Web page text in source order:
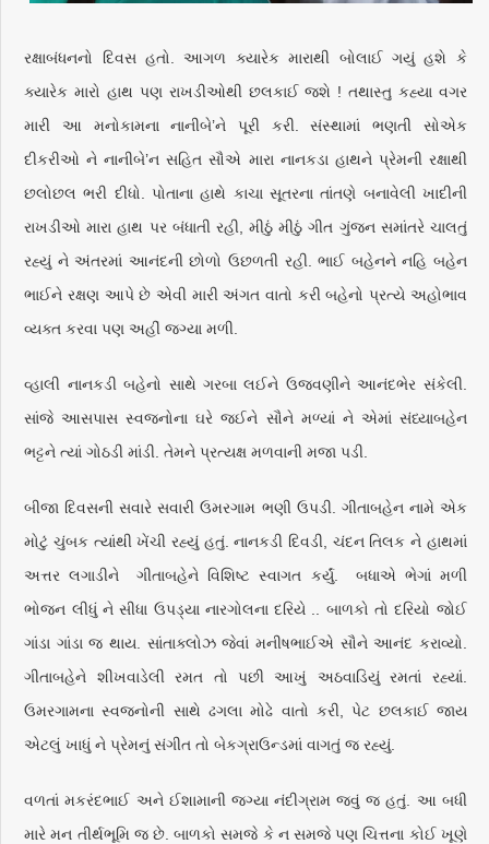
રક્ષાબંધનનો દિવસ હતો. આગળ ક્યારેક મારાથી બોલાઈ ગયું હશે કે
ક્યારેક મારો હાથ પણ રાખડીઓથી છલકાઈ જશે ! તથાસ્તુ કહ્યા વગર
મારી આ મનોકામના નાનીબે’ને પૂરી કરી. સંસ્થામાં ભણતી સોએક
દીકરીઓ ને નાનીબે’ન સહિત સૌએ મારા નાનકડા હાથને પ્રેમની રક્ષાથી
છલોછલ ભરી દીધો. પોતાના હાથે કાચા સૂતરના તાંતણે બનાવેલી ખાદીની
રાખડીઓ મારા હાથ પર બંધાતી રહી, મીઠું મીઠું ગીત ગુંજન સમાંતરે ચાલતું
રહ્યું ને અંતરમાં આનંદની છોળો ઉછળતી રહી. ભાઈ બહેનને નહિ બહેન
ભાઈને રક્ષણ આપે છે એવી મારી અંગત વાતો કરી બહેનો પ્રત્યે અહોભાવ
વ્યક્ત કરવા પણ અહીં જગ્યા મળી.
વ્હાલી નાનકડી બહેનો સાથે ગરબા લઈને ઉજવણીને આનંદભેર સંકેલી.
સાંજે આસપાસ સ્વજનોના ઘરે જઈને સૌને મળ્યાં ને એમાં સંધ્યાબહેન
ભટ્ટને ત્યાં ગોઠડી માંડી. તેમને પ્રત્યક્ષ મળવાની મજા પડી.
બીજા દિવસની સવારે સવારી ઉમરગામ ભણી ઉપડી. ગીતાબહેન નામે એક
મોટું ચુંબક ત્યાંથી ખેંચી રહ્યું હતું. નાનકડી દિવડી, ચંદન તિલક ને હાથમાં
અત્તર લગાડીને ગીતાબહેને વિશિષ્ટ સ્વાગત કર્યું. બધાએ ભેગાં મળી
ભોજન લીધું ને સીધા ઉપડ્યા નારગોલના દરિયે .. બાળકો તો દરિયો જોઈ
ગાંડા ગાંડા જ થાય. સાંતાક્લોઝ જેવાં મનીષભાઈએ સૌને આનંદ કરાવ્યો.
ગીતાબહેને શીખવાડેલી રમત તો પછી આખું અઠવાડિયું રમતાં રહ્યાં.
ઉમરગામના સ્વજનોની સાથે ઢગલા મોઢે વાતો કરી, પેટ છલકાઈ જાય
એટલું ખાધું ને પ્રેમનું સંગીત તો બેકગ્રાઉન્ડમાં વાગતું જ રહ્યું.
વળતાં મકરંદભાઈ અને ઈશામાની જગ્યા નંદીગ્રામ જવું જ હતું. આ બધી
મારે મન તીર્થભૂમિ જ છે. બાળકો સમજે કે ન સમજે પણ ચિત્તના કોઈ ખૂણે